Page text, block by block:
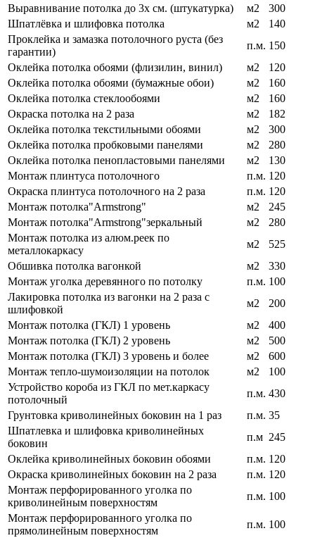
Выравнивание потолка до 3х см. (штукатурка)
м2
300
Шпатлёвка и шлифовка потолка
м2
140
Проклейка и замазка потолочного руста (без
гарантии)
п.м. 150
Оклейка потолка обоями (флизилин, винил)
м2
120
Оклейка потолка обоями (бумажные обои)
м2
160
Оклейка потолка стеклообоями
м2
160
Окраска потолка на 2 раза
м2
182
Оклейка потолка текстильными обоями
м2
300
Оклейка потолка пробковыми панелями
м2
280
Оклейка потолка пенопластовыми панелями
м2
130
Монтаж плинтуса потолочного
п.м. 120
Окраска плинтуса потолочного на 2 раза
п.м. 120
Монтаж потолка"Armstrong"
м2
245
Монтаж потолка"Armstrong"зеркальный
м2
280
Монтаж потолка из алюм.реек по
металлокаркасу
м2
525
Обшивка потолка вагонкой
м2
330
Монтаж уголка деревянного по потолку
п.м. 100
Лакировка потолка из вагонки на 2 раза с
шлифовкой
м2
200
Монтаж потолка (ГКЛ) 1 уровень
м2
400
Монтаж потолка (ГКЛ) 2 уровень
м2
500
Монтаж потолка (ГКЛ) 3 уровень и более
м2
600
Монтаж тепло-шумоизоляции на потолок
м2
100
Устройство короба из ГКЛ по мет.каркасу
потолочный
п.м. 430
Грунтовка криволинейных боковин на 1 раз
п.м. 35
Шпатлевка и шлифовка криволинейных
боковин
п.м 245
Оклейка криволинейных боковин обоями
п.м. 120
Окраска криволинейных боковин на 2 раза
п.м. 120
Монтаж перфорированного уголка по
криволинейным поверхностям
п.м. 100
Монтаж перфорированного уголка по
прямолинейным поверхностям
п.м. 100